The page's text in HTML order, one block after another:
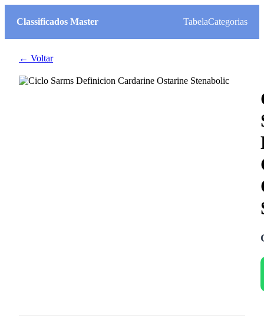
Classificados Master TabelaCategorias
← Voltar